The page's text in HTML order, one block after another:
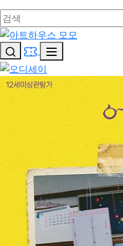
아트하우스 모모